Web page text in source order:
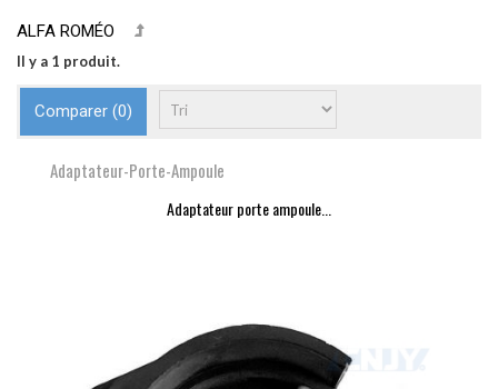
ALFA ROMÉO
Il y a 1 produit.
Comparer (0)
Adaptateur-Porte-Ampoule
Adaptateur porte ampoule...